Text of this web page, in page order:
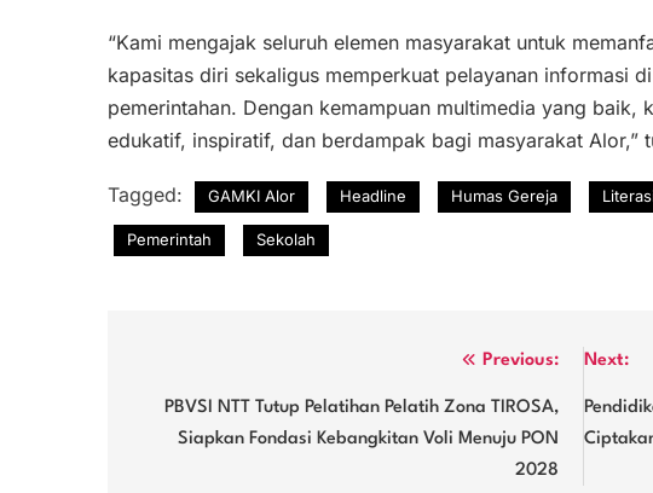
“Kami mengajak seluruh elemen masyarakat untuk
kapasitas diri sekaligus memperkuat pelayanan informasi
pemerintahan. Dengan kemampuan multimedia yang
edukatif, inspiratif, dan berdampak bagi masyarakat Alor,”
Tagged: GAMKI Alor Headline Humas Gereja
Pemerintah Sekolah
pos
Previous:
PBVSI NTT Tutup Pelatihan Pelatih Zona TIROSA,
Siapkan Fondasi Kebangkitan Voli Menuju PON
2028
Next: